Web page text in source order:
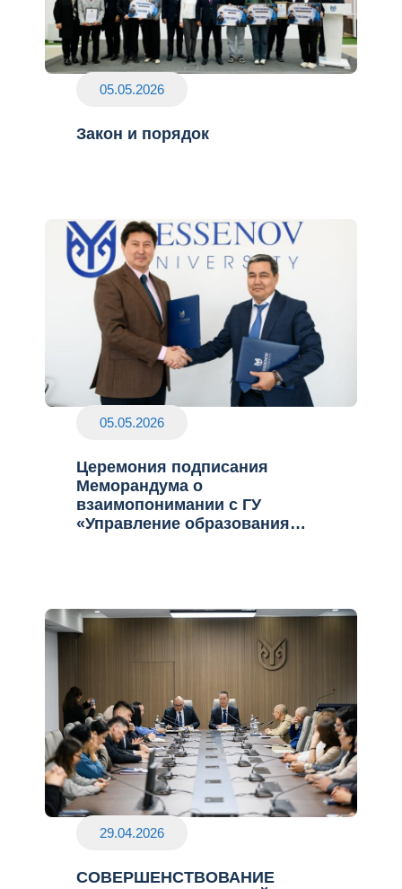
05.05.2026
Закон и порядок
05.05.2026
Церемония подписания
Меморандума о
взаимопонимании с ГУ
«Управление образования
29.04.2026
СОВЕРШЕНСТВОВАНИЕ